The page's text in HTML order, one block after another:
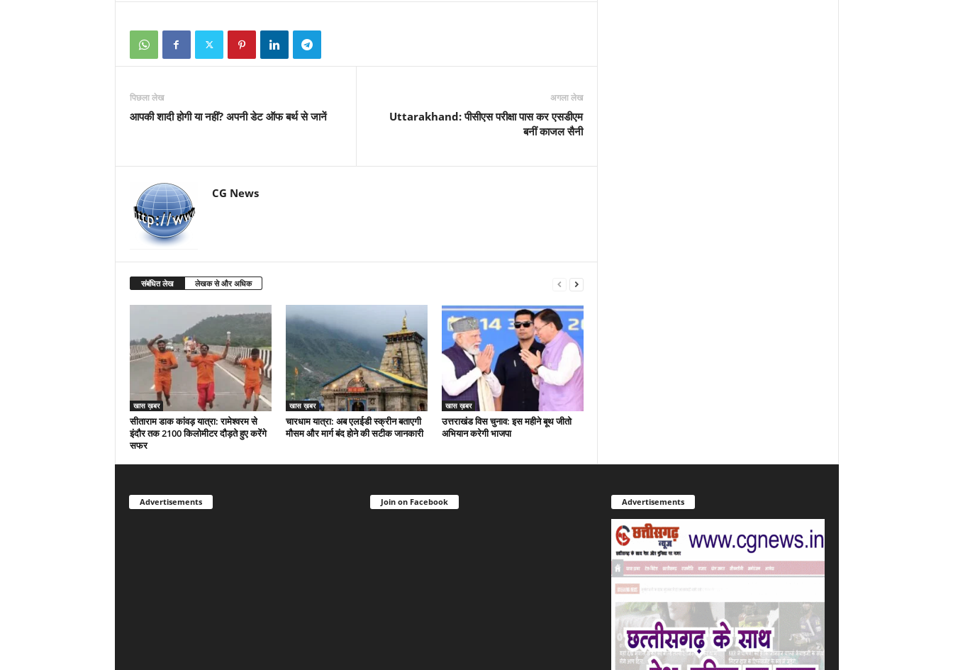
पिछला लेख
आपकी शादी होगी या नहीं? अपनी डेट ऑफ बर्थ से जानें
अगला लेख
Uttarakhand: पीसीएस परीक्षा पास कर एसडीएम
बनीं काजल सैनी
CG News
संबंधित लेख लेखक से और अधिक
खास ख़बर
सीताराम डाक कांवड़ यात्रा: रामेश्वरम से
इंदौर तक 2100 किलोमीटर दौड़ते हुए करेंगे
सफर
खास ख़बर
चारधाम यात्रा: अब एलईडी स्क्रीन बताएगी
मौसम और मार्ग बंद होने की सटीक जानकारी
खास ख़बर
उत्तराखंड विस चुनाव: इस महीने बूथ जीतो
अभियान करेगी भाजपा
Advertisements Join on Facebook Advertisements